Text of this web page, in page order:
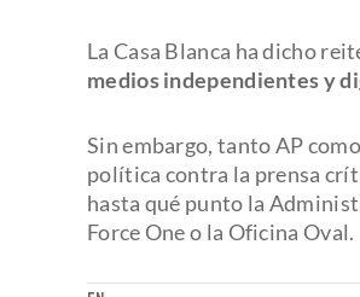
La Casa Blanca ha dicho
medios independientes y
Sin embargo, tanto AP
política contra la prensa
hasta qué punto la
Force One o la Oficina Oval.